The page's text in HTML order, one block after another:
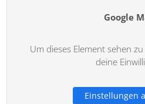
Google
Um dieses Element sehen
deine
Einstellungen